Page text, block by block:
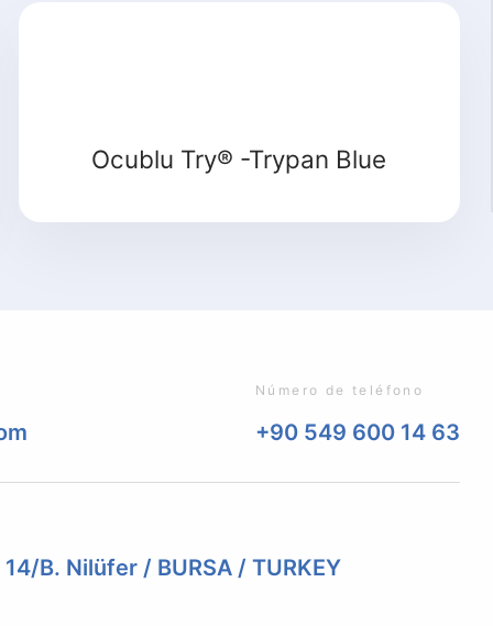
Ocublu Try® -Trypan Blue
Número de teléfono
+90 549 600 14 63
B. Nilüfer / BURSA / TURKEY